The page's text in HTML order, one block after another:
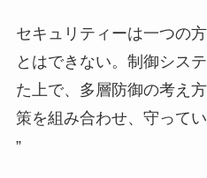
セキュリティーは一つの
とはできない。制御シス
た上で、多層防御の考え
策を組み合わせ、守って
”